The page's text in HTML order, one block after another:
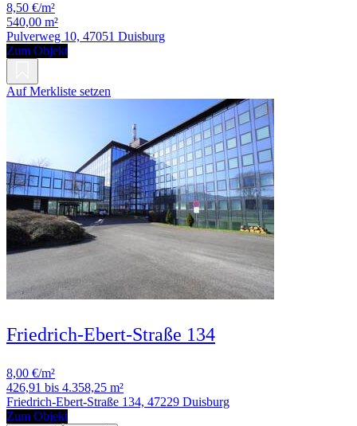
8,50 €/m²
540,00 m²
Pulverweg 10, 47051 Duisburg
Zum Objekt
Auf Merkliste setzen
Friedrich-Ebert-Straße 134
8,00 €/m²
426,91 bis 4.358,25 m²
Friedrich-Ebert-Straße 134, 47229 Duisburg
Zum Objekt